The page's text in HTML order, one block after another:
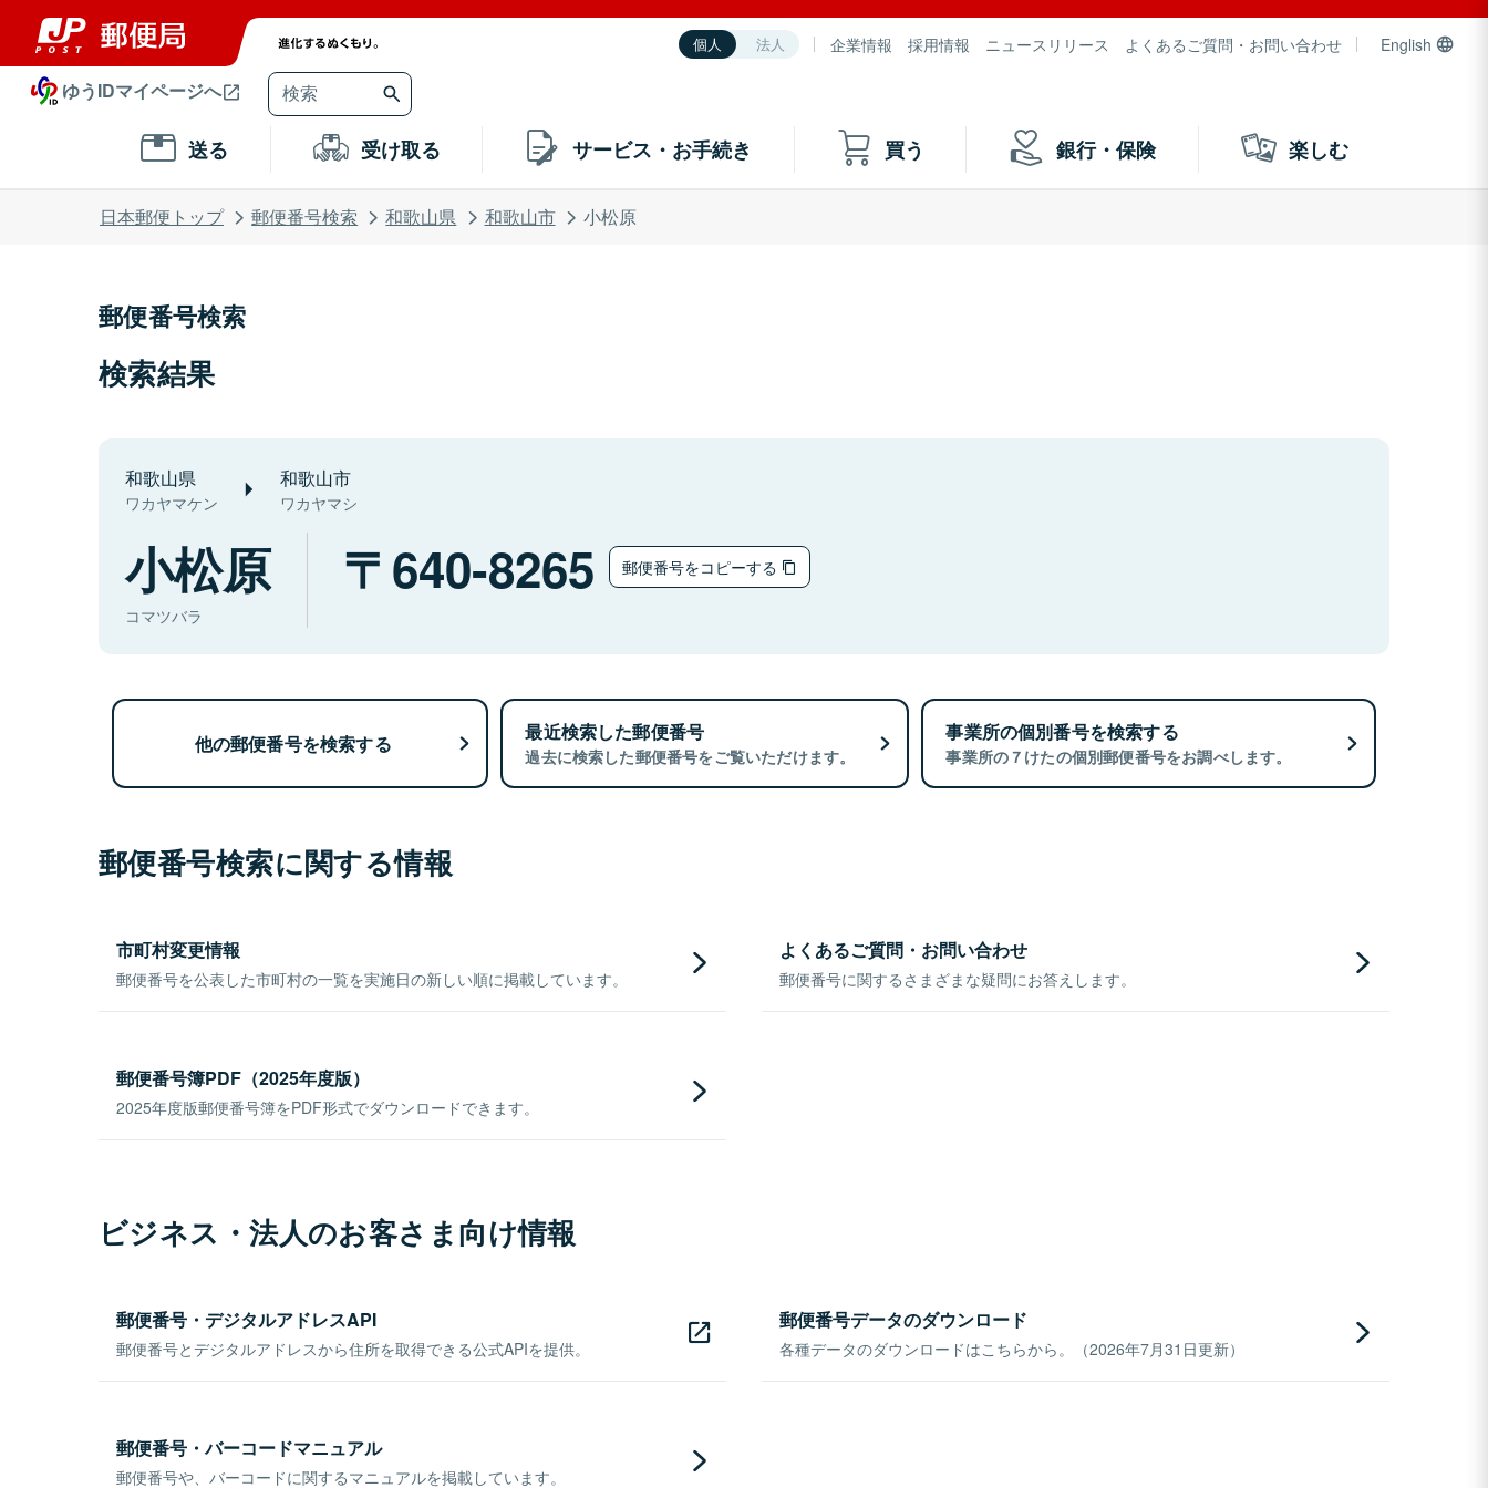
個人 法人 企業情報 採用情報 ニュースリリース よくあるご質問・お問い合わせ English
ゆうIDマイページへ
送る 受け取る サービス・お手続き 買う 銀行・保険 楽しむ
日本郵便トップ 郵便番号検索 和歌山県 和歌山市 小松原
郵便番号検索
検索結果
和歌山県
ワカヤマケン
和歌山市
ワカヤマシ
小松原
コマツバラ
640-8265 郵便番号をコピーする
他の郵便番号を検索する 最近検索した郵便番号
過去に検索した郵便番号をご覧いただけます。
事業所の個別番号を検索する
事業所の７けたの個別郵便番号をお調べします。
郵便番号検索に関する情報
市町村変更情報
郵便番号を公表した市町村の一覧を実施日の新しい順に掲載しています。
よくあるご質問・お問い合わせ
郵便番号に関するさまざまな疑問にお答えします。
郵便番号簿PDF（2025年度版）
2025年度版郵便番号簿をPDF形式でダウンロードできます。
ビジネス・法人のお客さま向け情報
郵便番号・デジタルアドレスAPI
郵便番号とデジタルアドレスから住所を取得できる公式APIを提供。
郵便番号データのダウンロード
各種データのダウンロードはこちらから。（2026年7月31日更新）
郵便番号・バーコードマニュアル
郵便番号や、バーコードに関するマニュアルを掲載しています。